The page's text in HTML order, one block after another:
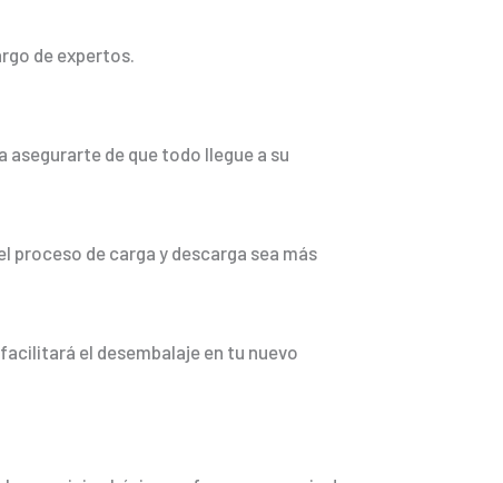
de expertos.
asegurarte de que todo llegue a su
proceso de carga y descarga sea más
el desembalaje en tu nuevo